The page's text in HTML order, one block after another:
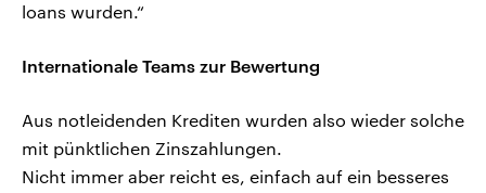
loans wurden.“
Internationale Teams zur Bewertung
Aus notleidenden Krediten wurden also wieder solche
mit pünktlichen Zinszahlungen.
Nicht immer aber reicht es, einfach auf ein besseres